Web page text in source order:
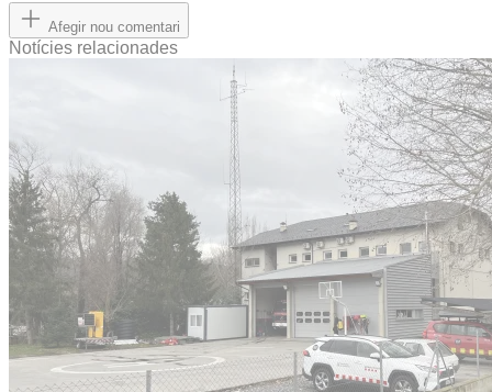
Afegir nou comentari
Notícies relacionades